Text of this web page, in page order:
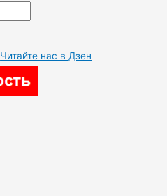
Читайте нас в Дзен